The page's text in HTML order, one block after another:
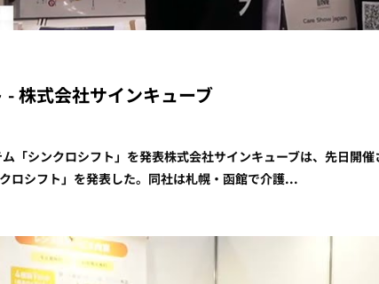
株式会社サインキューブ
「シンクロシフト」を発表株式会社サインキューブは、先日開
ロシフト」を発表した。同社は札幌・函館で介護...